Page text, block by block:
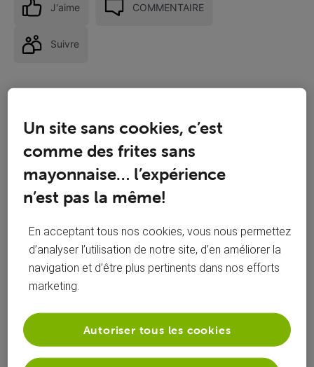
J'aime COMMENTAIRE
Suivre
Réponses
Oldest First
Un site sans cookies, c’est
comme des frites sans
mayonnaise… l’expérience
n’est pas la même!
En acceptant tous nos cookies, vous nous permettez
d’analyser l’utilisation de notre site, d’en améliorer la
navigation et d’être plus pertinents dans nos efforts
marketing.
Autoriser tous les cookies